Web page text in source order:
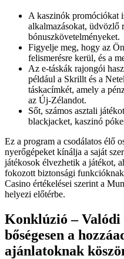
A kaszinók promóciókat
alkalmazásokat, üdvözlő
bónuszkövetelményeket.
Figyelje meg, hogy az
felismerésre kerül, és a
Az e-táskák rajongói
például a Skrillt és a
táskacímkét, amely a
az Új-Zélandot.
Sőt, számos asztali
blackjacket, kaszinó
Ez a program a csodálatos élő
nyerőgépeket kínálja a saját
játékosok élvezhetik a játékot,
fokozott biztonsági
Casino értékelései szerint a
helyezi előtérbe.
Konklúzió – Valódi
bőségesen a
ajánlatoknak